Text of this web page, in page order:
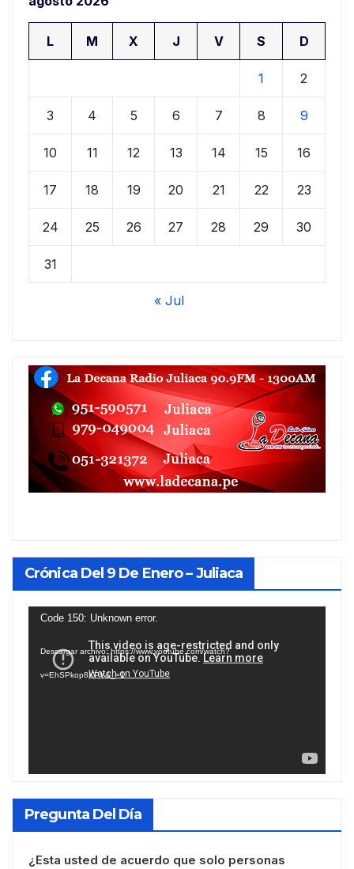
L M X J V S D
1 2
3 4 5 6 7 8 9
10 11 12 13 14 15 16
17 18 19 20 21 22 23
24 25 26 27 28 29 30
31
« Jul
Crónica Del 9 De Enero – Juliaca
Reproductor
vídeo
Code 150: Unknown error.
Descargar archivo: https://www.youtube.com/watch?
v=EhSPkop8KPY&_=1
Pregunta Del Día
¿Esta usted de acuerdo que solo personas